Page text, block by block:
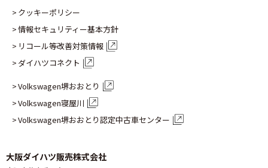
クッキーポリシー
情報セキュリティー基本方針
リコール等改善対策情報
ダイハツコネクト
Volkswagen堺おおとり
Volkswagen寝屋川
Volkswagen堺おおとり認定中古車センター
大阪ダイハツ販売株式会社